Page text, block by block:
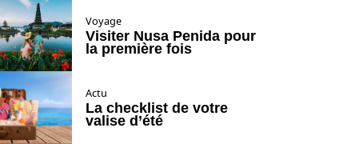
Voyage
Visiter Nusa Penida pour
la première fois
Actu
La checklist de votre
valise d’été